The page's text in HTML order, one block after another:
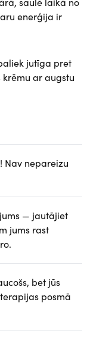
enerģija ir
jutīga pret
ar augstu
Nav nepareizu
— jautājiet
jums rast
bet jūs
posmā